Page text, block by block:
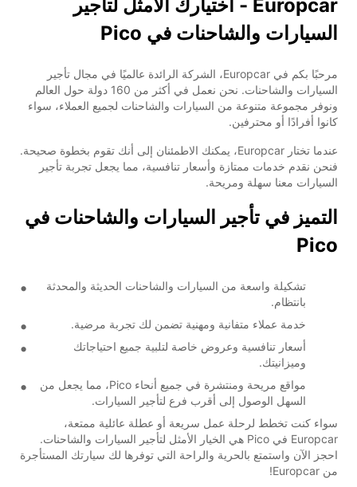
Europcar - اختيارك الأمثل لتأجير
السيارات والشاحنات في Pico
مرحبًا بكم في Europcar، الشركة الرائدة عالميًا في مجال تأجير
السيارات والشاحنات. نحن نعمل في أكثر من 160 دولة حول العالم
ونوفر مجموعة متنوعة من السيارات والشاحنات لجميع العملاء، سواء
كانوا أفرادًا أو محترفين.
عندما تختار Europcar، يمكنك الاطمئنان إلى أنك تقوم بخطوة صحيحة.
فنحن نقدم خدمات ممتازة وأسعار تنافسية، مما يجعل تجربة تأجير
السيارات معنا سهلة ومريحة.
التميز في تأجير السيارات والشاحنات في
Pico
تشكيلة واسعة من السيارات والشاحنات الحديثة والمحدثة
بانتظام.
خدمة عملاء متفانية ومهنية تضمن لك تجربة مرضية.
أسعار تنافسية وعروض خاصة لتلبية جميع احتياجاتك
وميزانيتك.
مواقع مريحة ومنتشرة في جميع أنحاء Pico، مما يجعل من
السهل الوصول إلى أقرب فرع لتأجير السيارات.
سواء كنت تخطط لرحلة عمل سريعة أو عطلة عائلية ممتعة،
Europcar في Pico هي الخيار الأمثل لتأجير السيارات والشاحنات.
احجز الآن واستمتع بالحرية والراحة التي توفرها لك سيارتك المستأجرة
من Europcar!